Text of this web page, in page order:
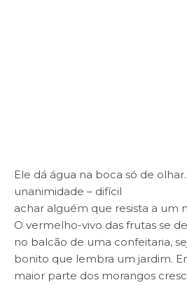
Ele dá água na boca só de
unanimidade – difícil
achar alguém que resista a um
O vermelho-vivo das frutas se
no balcão de uma confeitaria,
bonito que lembra um jardim.
maior parte dos morangos